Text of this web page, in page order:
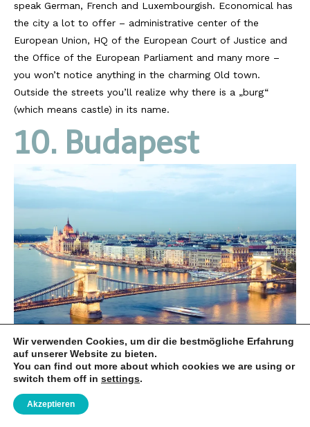
speak German, French and Luxembourgish. Economical has
the city a lot to offer – administrative center of the
European Union, HQ of the European Court of Justice and
the Office of the European Parliament and many more –
you won’t notice anything in the charming Old town.
Outside the streets you’ll realize why there is a „burg“
(which means castle) in its name.
10. Budapest
http://www.privateguidebudapest.com
Even though it’s a capital, not many have Budapest on their
former cities Obuda, Buda and Pest developed into an
Wir verwenden Cookies, um dir die bestmögliche Erfahrung
auf unserer Website zu bieten.
You can find out more about which cookies we are using or
switch them off in settings.
Akzeptieren